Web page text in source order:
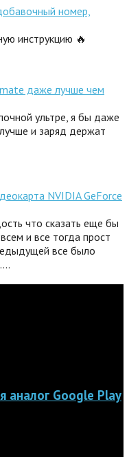
номер,
инструкцию 🔥
даже лучше чем
ультре, я бы даже
и заряд держат
NVIDIA GeForce
что сказать еще бы
и все тогда прост
все было
аналог Google Play